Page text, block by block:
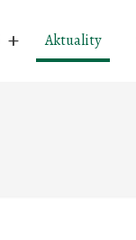
Aktuality